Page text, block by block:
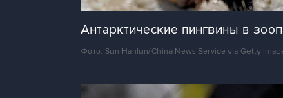
Антарктические пингвины в
Фото: Sun Hanlun/China News Service via Getty